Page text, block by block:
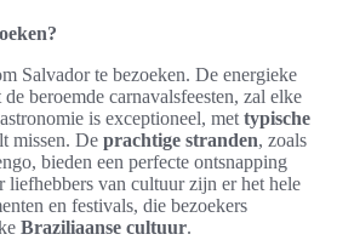
Salvador te bezoeken. De energieke
beroemde carnavalsfeesten, zal elke
is exceptioneel, met typische
missen. De prachtige stranden, zoals
bieden een perfecte ontsnapping
liefhebbers van cultuur zijn er het hele
en festivals, die bezoekers
Braziliaanse cultuur.